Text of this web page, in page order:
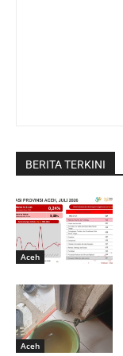
BERITA TERKINI
Aceh
Aceh